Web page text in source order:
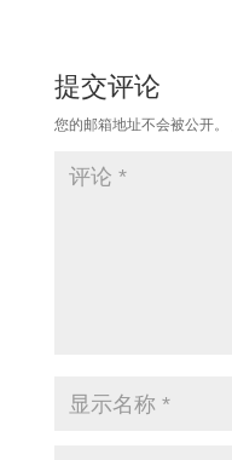
提交评论
您的邮箱地址不会被公开。